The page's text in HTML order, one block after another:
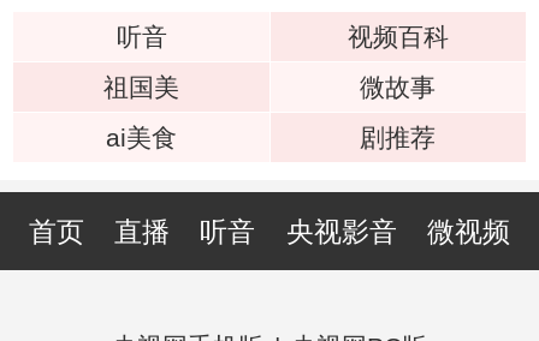
听音
视频百科
祖国美
微故事
ai美食
剧推荐
首页 直播 听音 央视影音 微视频